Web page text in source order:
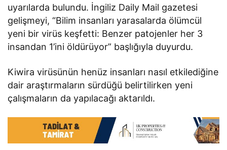
uyarılarda bulundu. İngiliz Daily Mail gazetesi
gelişmeyi, “Bilim insanları yarasalarda ölümcül
yeni bir virüs keşfetti: Benzer patojenler her 3
insandan 1’ini öldürüyor” başlığıyla duyurdu.
Kiwira virüsünün henüz insanları nasıl etkilediğine
dair araştırmaların sürdüğü belirtilirken yeni
çalışmaların da yapılacağı aktarıldı.